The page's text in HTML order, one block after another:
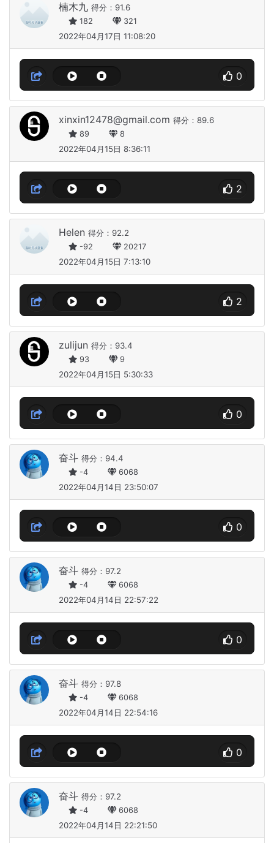
楠木九 得分：91.6
182 321
2022年04月17日 11:08:20
0
xinxin12478@gmail.com 得分：89.6
89 8
2022年04月15日 8:36:11
2
Helen 得分：92.2
-92 20217
2022年04月15日 7:13:10
2
zulijun 得分：93.4
93 9
2022年04月15日 5:30:33
0
奋斗 得分：94.4
-4 6068
2022年04月14日 23:50:07
0
奋斗 得分：97.2
-4 6068
2022年04月14日 22:57:22
0
奋斗 得分：97.8
-4 6068
2022年04月14日 22:54:16
0
奋斗 得分：97.2
-4 6068
2022年04月14日 22:21:50